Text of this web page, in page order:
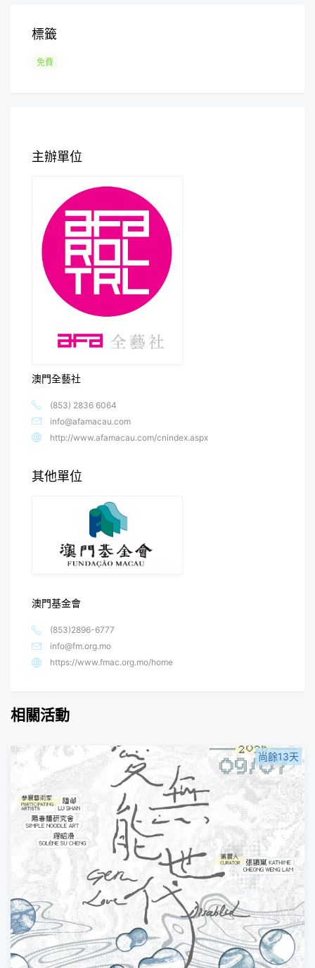
標籤
免費
主辦單位
澳門全藝社
(853) 2836 6064
info@afamacau.com
http://www.afamacau.com/cnindex.aspx
其他單位
澳門基金會
(853)2896-6777
info@fm.org.mo
https://www.fmac.org.mo/home
相關活動
尚餘13天